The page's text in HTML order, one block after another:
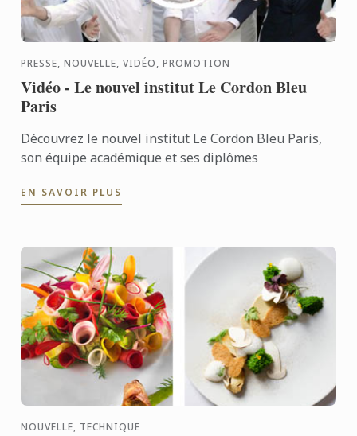
PRESSE, NOUVELLE, VIDÉO, PROMOTION
Vidéo - Le nouvel institut Le Cordon Bleu
Paris
Découvrez le nouvel institut Le Cordon Bleu Paris,
son équipe académique et ses diplômes
EN SAVOIR PLUS
NOUVELLE, TECHNIQUE